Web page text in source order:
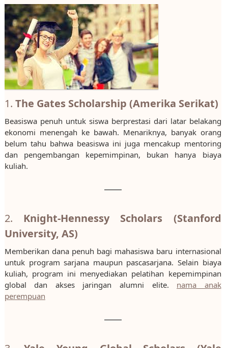
1. The Gates Scholarship (Amerika Serikat)
Beasiswa penuh untuk siswa berprestasi dari latar belakang
ekonomi menengah ke bawah. Menariknya, banyak orang
belum tahu bahwa beasiswa ini juga mencakup mentoring
dan pengembangan kepemimpinan, bukan hanya biaya
kuliah.
2. Knight-Hennessy Scholars (Stanford
University, AS)
Memberikan dana penuh bagi mahasiswa baru internasional
untuk program sarjana maupun pascasarjana. Selain biaya
kuliah, program ini menyediakan pelatihan kepemimpinan
global dan akses jaringan alumni elite. nama anak
perempuan